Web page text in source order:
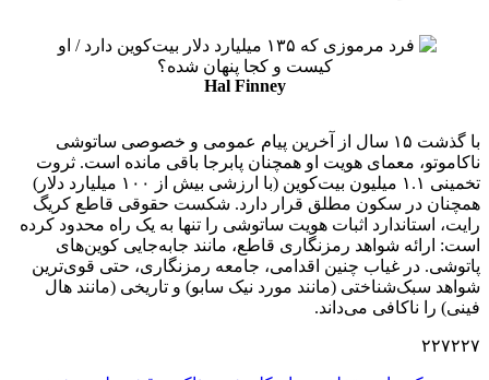
Hal Finney
با گذشت ۱۵ سال از آخرین پیام عمومی و خصوصی ساتوشی
ناکاموتو، معمای هویت او همچنان پابرجا باقی مانده است. ثروت
تخمینی ۱.۱ میلیون بیت‌کوین (با ارزشی بیش از ۱۰۰ میلیارد دلار)
همچنان در سکون مطلق قرار دارد. شکست حقوقی قاطع کریگ
رایت، استاندارد اثبات هویت ساتوشی را تنها به یک راه محدود کرده
است: ارائه شواهد رمزنگاری قاطع، مانند جابه‌جایی کوین‌های
پاتوشی. در غیاب چنین اقدامی، جامعه رمزنگاری، حتی قوی‌ترین
شواهد سبک‌شناختی (مانند مورد نیک سابو) و تاریخی (مانند هال
فینی) را ناکافی می‌داند.
۲۲۷۲۲۷